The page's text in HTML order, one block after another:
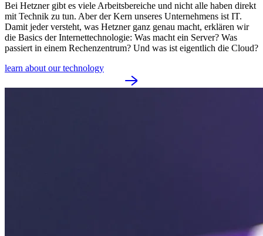
Bei Hetzner gibt es viele Arbeitsbereiche und nicht alle haben direkt
mit Technik zu tun. Aber der Kern unseres Unternehmens ist IT.
Damit jeder versteht, was Hetzner ganz genau macht, erklären wir
die Basics der Internettechnologie: Was macht ein Server? Was
passiert in einem Rechenzentrum? Und was ist eigentlich die Cloud?
learn about our technology